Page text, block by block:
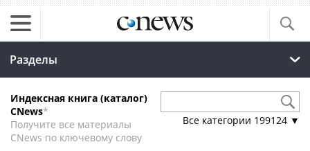
Разделы
Индексная книга (каталог)
CNews*
Получите все материалы
CNews по ключевому слову
Все категории 199124 ▼